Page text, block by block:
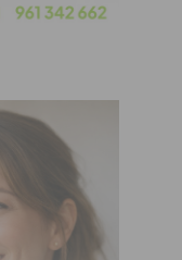
termos e